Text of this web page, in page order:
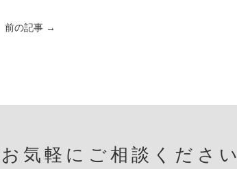
前の記事 →
気軽にご相談ください